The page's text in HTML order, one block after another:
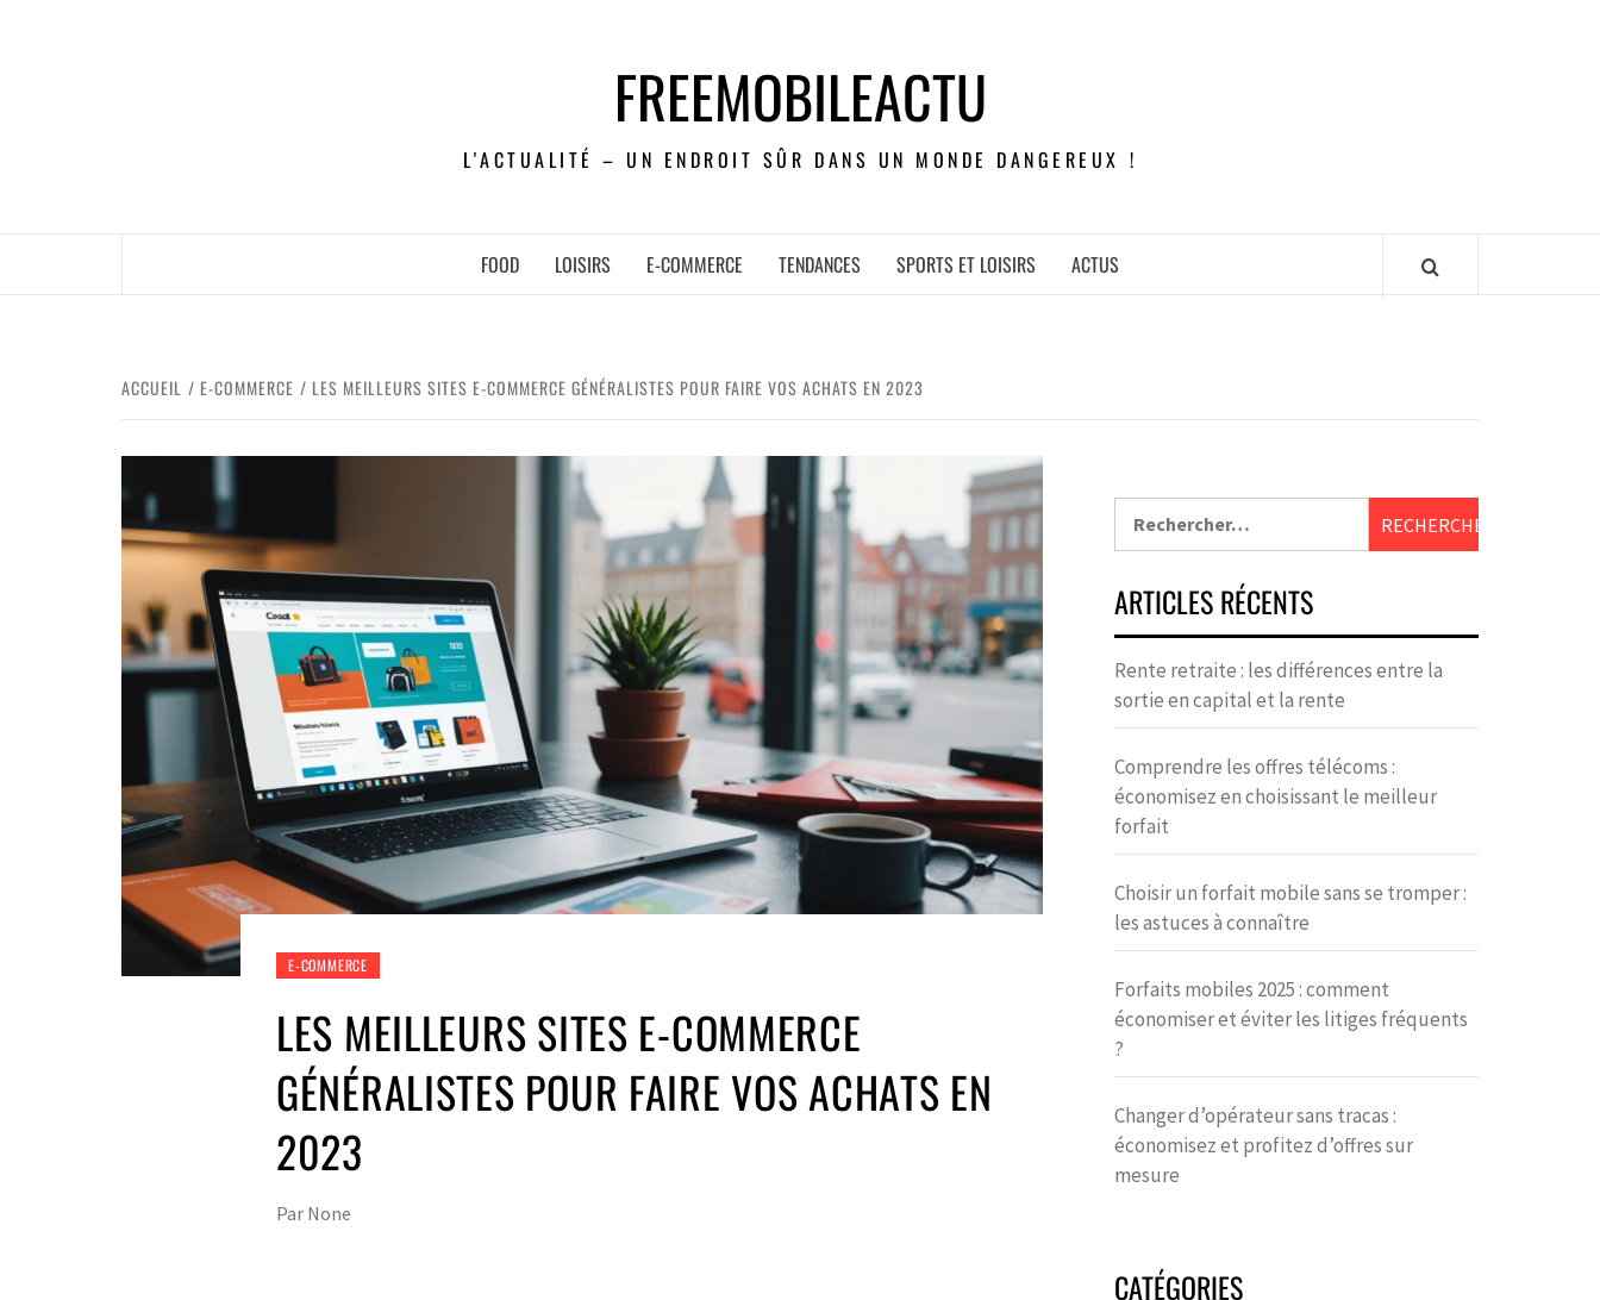
FREEMOBILEACTU
L'ACTUALITÉ – UN ENDROIT SÛR DANS UN MONDE DANGEREUX !
FOOD LOISIRS E-COMMERCE TENDANCES SPORTS ET LOISIRS ACTUS
ACCUEIL E-COMMERCE LES MEILLEURS SITES E-COMMERCE GÉNÉRALISTES POUR FAIRE VOS ACHATS EN 2023
E-COMMERCE
LES MEILLEURS SITES E-COMMERCE
GÉNÉRALISTES POUR FAIRE VOS ACHATS EN
2023
Par None
ARTICLES RÉCENTS
Rente retraite : les différences entre la
sortie en capital et la rente
Comprendre les offres télécoms :
économisez en choisissant le meilleur
forfait
Choisir un forfait mobile sans se tromper :
les astuces à connaître
Forfaits mobiles 2025 : comment
économiser et éviter les litiges fréquents
?
Changer d’opérateur sans tracas :
économisez et profitez d’offres sur
mesure
CATÉGORIES